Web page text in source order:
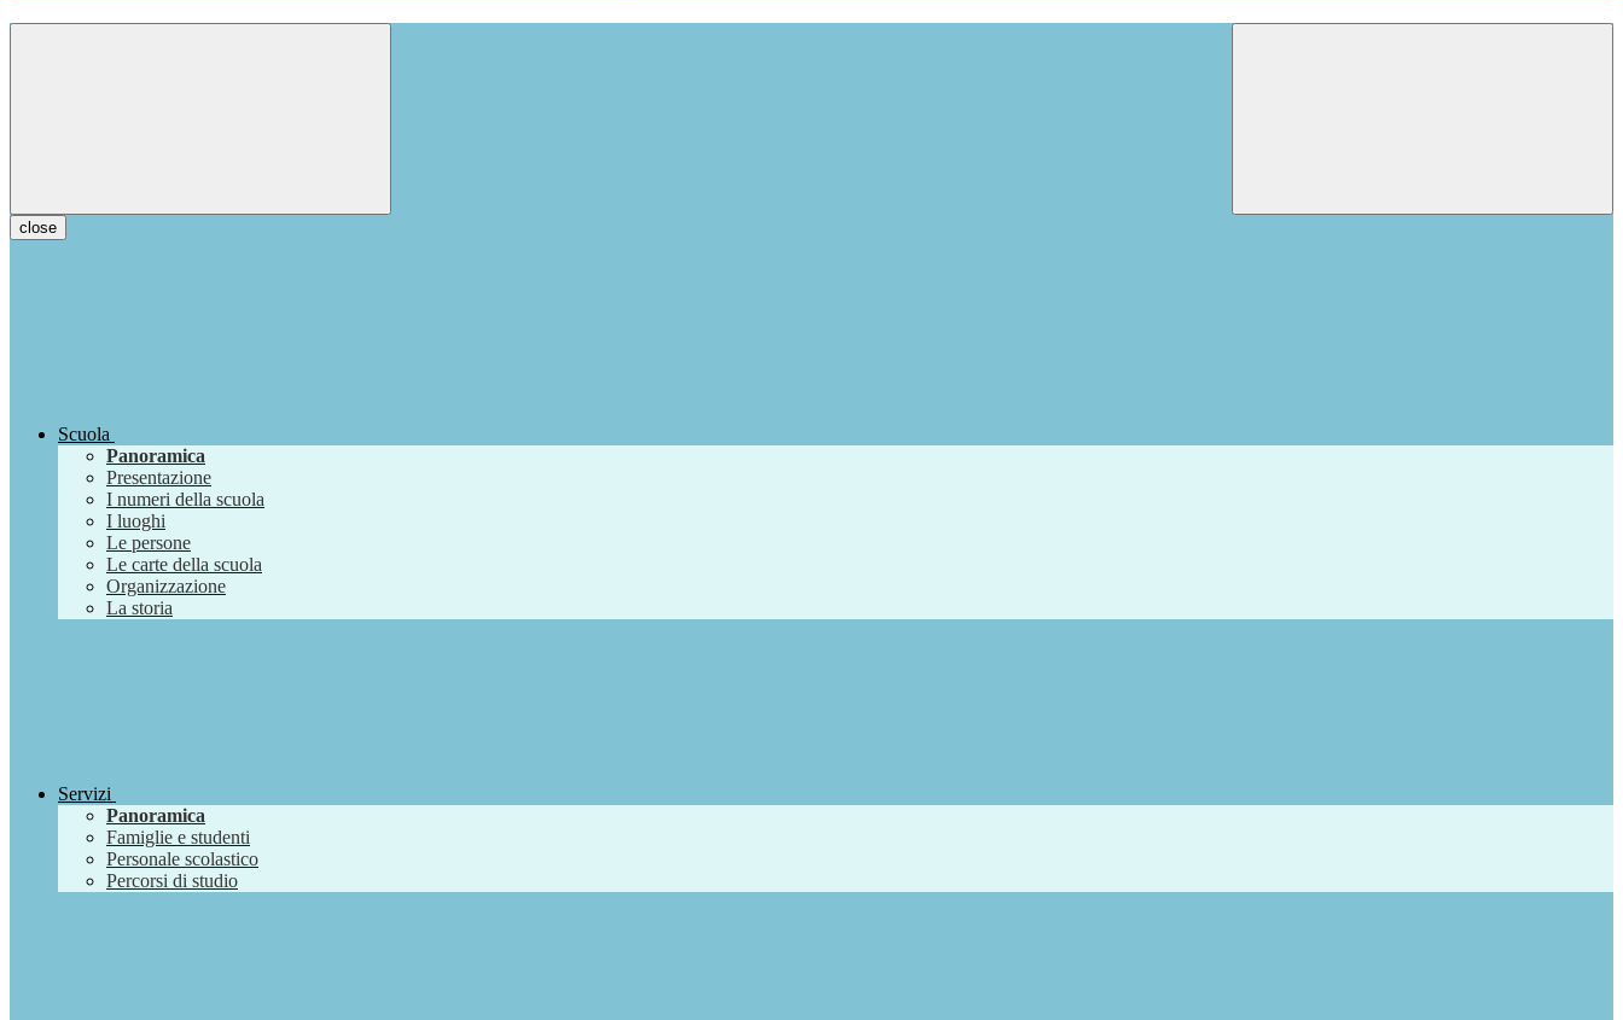
close
Scuola
Panoramica
Presentazione
I numeri della scuola
I luoghi
Le persone
Le carte della scuola
Organizzazione
La storia
Servizi
Panoramica
Famiglie e studenti
Personale scolastico
Percorsi di studio